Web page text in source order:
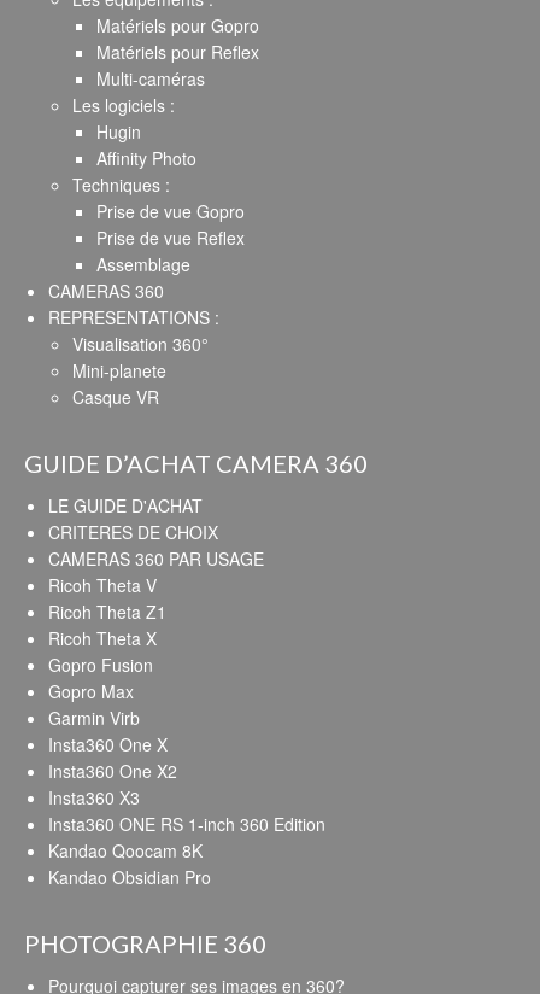
Matériels pour Gopro
Matériels pour Reflex
Multi-caméras
Les logiciels :
Hugin
Affinity Photo
Techniques :
Prise de vue Gopro
Prise de vue Reflex
Assemblage
CAMERAS 360
REPRESENTATIONS :
Visualisation 360°
Mini-planete
Casque VR
GUIDE D’ACHAT CAMERA 360
LE GUIDE D'ACHAT
CRITERES DE CHOIX
CAMERAS 360 PAR USAGE
Ricoh Theta V
Ricoh Theta Z1
Ricoh Theta X
Gopro Fusion
Gopro Max
Garmin Virb
Insta360 One X
Insta360 One X2
Insta360 X3
Insta360 ONE RS 1-inch 360 Edition
Kandao Qoocam 8K
Kandao Obsidian Pro
PHOTOGRAPHIE 360
Pourquoi capturer ses images en 360?